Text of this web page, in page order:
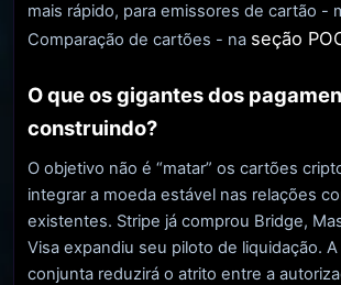
mais rápido, para emissores de cartão -
Comparação de cartões - na seção
O que os gigantes dos
construindo?
O objetivo não é “matar” os cartões
integrar a moeda estável nas relações
existentes. Stripe já comprou Bridge,
Visa expandiu seu piloto de liquidação.
conjunta reduzirá o atrito entre a